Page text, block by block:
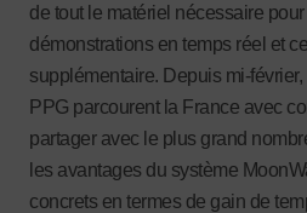
de tout le matériel nécessaire
démonstrations en temps réel et
supplémentaire. Depuis mi-
PPG parcourent la France avec
partager avec le plus grand
les avantages du système
concrets en termes de gain de